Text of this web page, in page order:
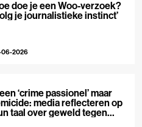
doe je een Woo-verzoek?
je journalistieke instinct’
06-2026
‘crime passionel’ maar
media reflecteren op
taal over geweld tegen